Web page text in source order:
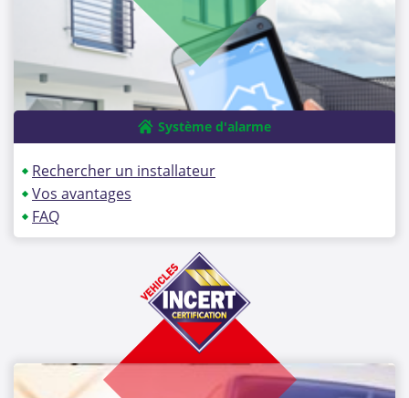
Système d'alarme
Rechercher un installateur
Vos avantages
FAQ